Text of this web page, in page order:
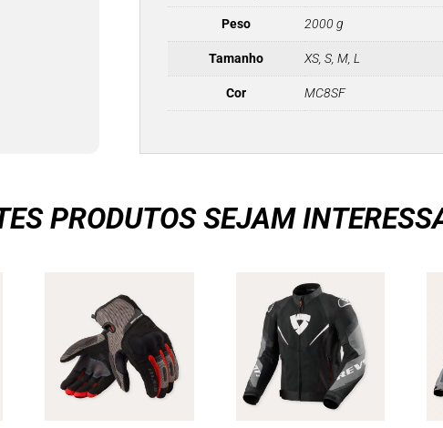
Peso 2000 g
Tamanho XS, S, M, L
Cor MC8SF
PRODUTOS SEJAM